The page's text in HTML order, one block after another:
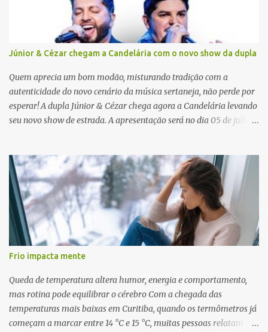
Júnior & Cézar chegam a Candelária com o novo show da dupla
Quem aprecia um bom modão, misturando tradição com a
autenticidade do novo cenário da música sertaneja, não perde por
esperar! A dupla Júnior & Cézar chega agora a Candelária levando
seu novo show de estrada. A apresentação será no dia 05 de julho
barriga diferente. O projeto ‘Simplesmente’ ainda nem foi lançado
por completo e já ver o público cantando com a gente, show após
show, é algo surreal. Muita gente que nos acompanha, desde os
tempos de ‘Clone’ e ‘Golzinho Quadrado’ e, poder seguir juntos
agora, nessa caminhada com ‘Fraquinho de Aparência’, é
gratificante”, comentam os cantores. Além de rodar várias regiões
do Brasil com a agenda de shows, Júnior & Cézar estão lançando
"Simplesmente". O projeto nasceu em 2024, contendo 14 faixas
inéditas, com direção criativa de Fernando Trevisan (Catatau) e
direção musical de Eduardo Pepato....
Frio impacta mente
Queda de temperatura altera humor, energia e comportamento,
mas rotina pode equilibrar o cérebro Com a chegada das
temperaturas mais baixas em Curitiba, quando os termômetros já
começam a marcar entre 14 °C e 15 °C, muitas pessoas relatam